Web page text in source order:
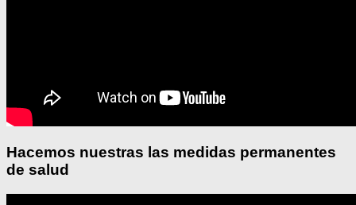
Hacemos nuestras las medidas permanentes
de salud